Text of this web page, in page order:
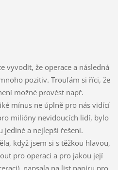
vyvodit, že operace a následná
pozitiv. Troufám si říci, že
možné provést např.
mínus ne úplně pro nás vidící
milióny nevidoucích lidí, bylo
a nejlepší řešení.
když jsem si s těžkou hlavou,
pro operaci a pro jakou její
napsala na list papíru pro